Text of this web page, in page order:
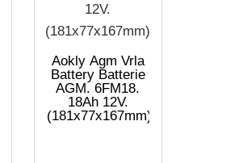
Aokly Agm Vrla
Battery Batterie
AGM. 6FM18.
18Ah 12V.
(181x77x167mm)